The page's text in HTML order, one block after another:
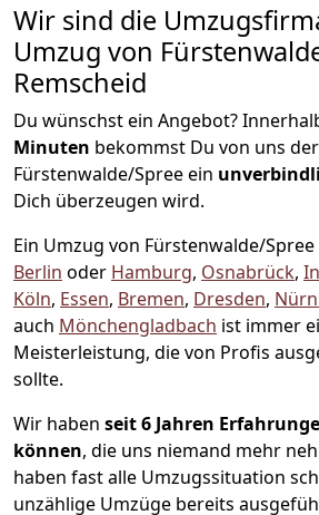
Wir sind die
Umzug von
Remscheid
Du wünschst ein Angebot?
Minuten bekommst Du von uns
Fürstenwalde/Spree ein
Dich überzeugen wird.
Ein Umzug von Fürstenwalde/
Berlin oder Hamburg, Osnabrück,
Köln, Essen, Bremen, Dresden,
auch Mönchen­gladbach ist immer
Meisterleistung, die von Profis
sollte.
Wir haben seit6 Jahren
können, die uns niemand mehr
haben fast alle Umzugssituation
unzählige Umzüge bereits